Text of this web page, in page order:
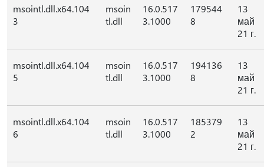
msointl.dll.x64.104
3
msoin
tl.dll
16.0.517
3.1000
179544
8
13
май
21 г.
msointl.dll.x64.104
5
msoin
tl.dll
16.0.517
3.1000
194136
8
13
май
21 г.
msointl.dll.x64.104
6
msoin
tl.dll
16.0.517
3.1000
185379
2
13
май
21 г.